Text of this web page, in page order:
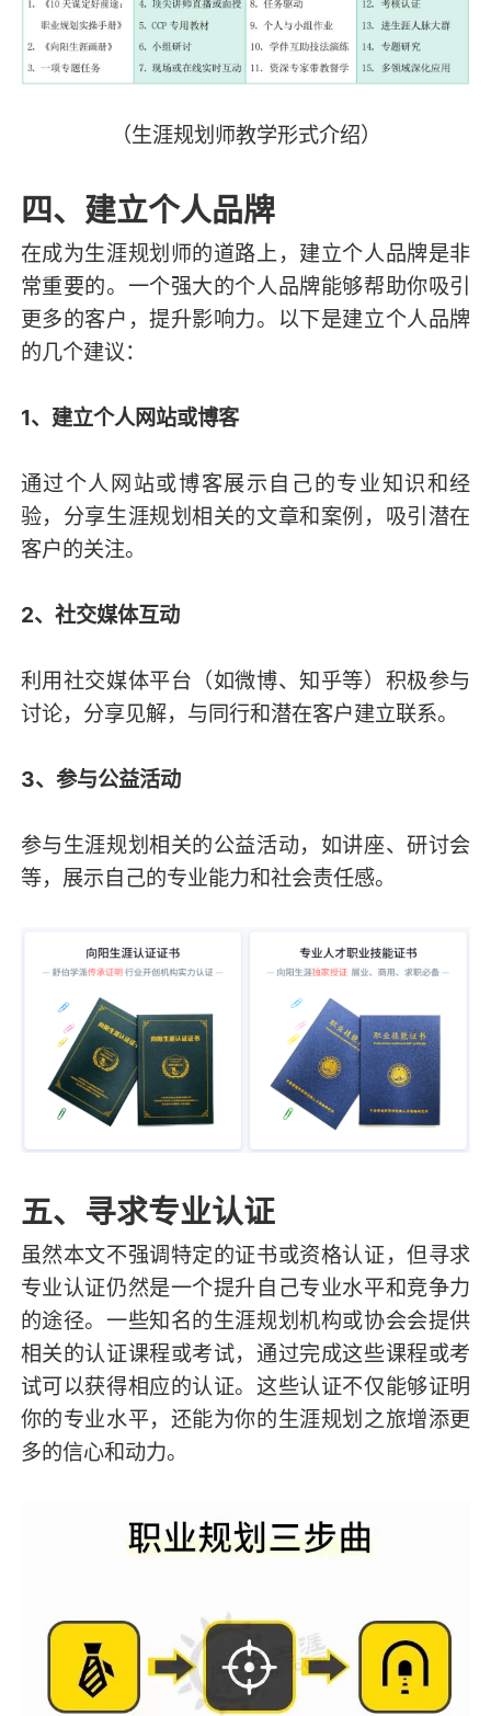
（生涯规划师教学形式介绍）
四、建立个人品牌
在成为生涯规划师的道路上，建立个人品牌是非
常重要的。一个强大的个人品牌能够帮助你吸引
更多的客户，提升影响力。以下是建立个人品牌
的几个建议：
1、建立个人网站或博客
通过个人网站或博客展示自己的专业知识和经
验，分享生涯规划相关的文章和案例，吸引潜在
客户的关注。
2、社交媒体互动
利用社交媒体平台（如微博、知乎等）积极参与
讨论，分享见解，与同行和潜在客户建立联系。
3、参与公益活动
参与生涯规划相关的公益活动，如讲座、研讨会
等，展示自己的专业能力和社会责任感。
五、寻求专业认证
虽然本文不强调特定的证书或资格认证，但寻求
专业认证仍然是一个提升自己专业水平和竞争力
的途径。一些知名的生涯规划机构或协会会提供
相关的认证课程或考试，通过完成这些课程或考
试可以获得相应的认证。这些认证不仅能够证明
你的专业水平，还能为你的生涯规划之旅增添更
多的信心和动力。